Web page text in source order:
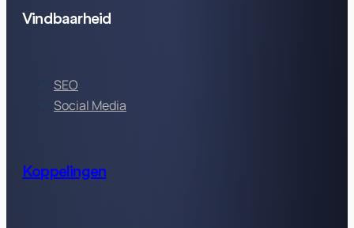
Vindbaarheid
SEO
Social Media
Koppelingen